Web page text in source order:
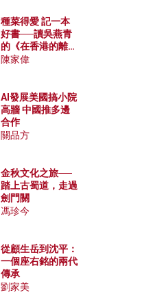
種菜得愛 記一本
好書──讀吳燕青
的《在香港的離島
種菜》
陳家偉
AI發展美國搞小院
高牆 中國推多邊
合作
關品方
金秋文化之旅──
踏上古蜀道，走過
劍門關
馮珍今
從顧生岳到沈平：
一個座右銘的兩代
傳承
劉家美